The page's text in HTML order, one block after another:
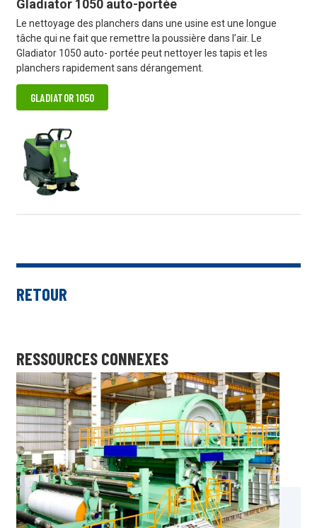
Gladiator 1050 auto-portée
Le nettoyage des planchers dans une usine est une longue
tâche qui ne fait que remettre la poussière dans l’air. Le
Gladiator 1050 auto- portée peut nettoyer les tapis et les
planchers rapidement sans dérangement.
GLADIATOR 1050
RETOUR
RESSOURCES CONNEXES